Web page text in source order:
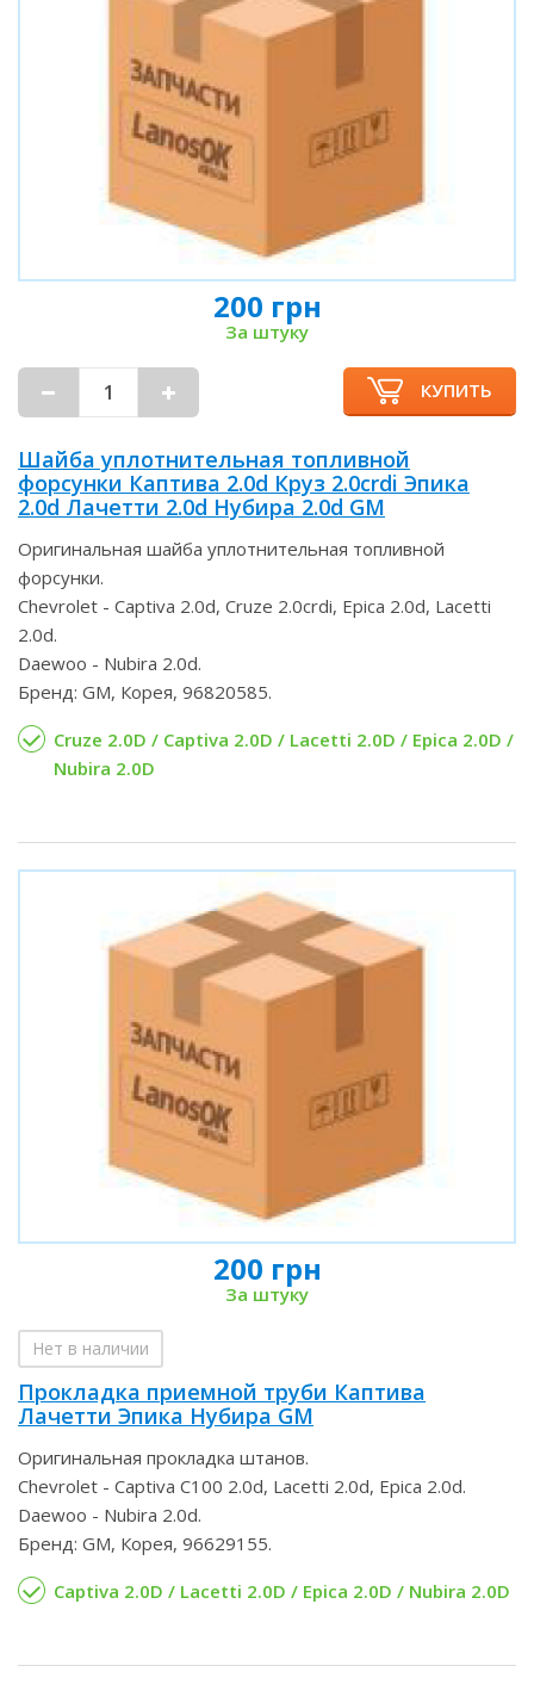
200 грн
За штуку
КУПИТЬ
Шайба уплотнительная топливной
форсунки Каптива 2.0d Круз 2.0crdi Эпика
2.0d Лачетти 2.0d Нубира 2.0d GM
Оригинальная шайба уплотнительная топливной
форсунки.
Chevrolet - Captiva 2.0d, Cruze 2.0crdi, Epica 2.0d, Lacetti
2.0d.
Daewoo - Nubira 2.0d.
Бренд: GM, Корея, 96820585.
Cruze 2.0D / Captiva 2.0D / Lacetti 2.0D / Epica 2.0D /
Nubira 2.0D
200 грн
За штуку
Нет в наличии
Прокладка приемной труби Каптива
Лачетти Эпика Нубира GM
Оригинальная прокладка штанов.
Chevrolet - Captiva C100 2.0d, Lacetti 2.0d, Epica 2.0d.
Daewoo - Nubira 2.0d.
Бренд: GM, Корея, 96629155.
Captiva 2.0D / Lacetti 2.0D / Epica 2.0D / Nubira 2.0D